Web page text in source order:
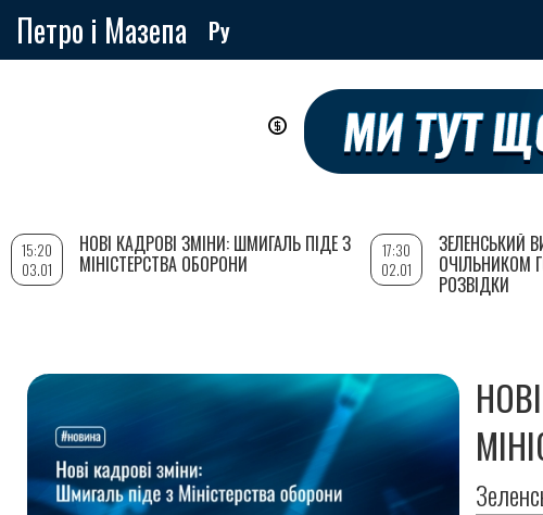
Петро і Мазепа Ру
15:20
03.01
НОВІ КАДРОВІ ЗМІНИ: ШМИГАЛЬ ПІДЕ З
МІНІСТЕРСТВА ОБОРОНИ
17:30
02.01
ЗЕЛЕНСЬКИЙ
ОЧІЛЬНИКОМ
РОЗВІДКИ